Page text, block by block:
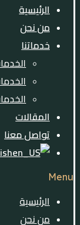
الرئيسية
من نحن
خدماتنا
المقالات
تواصل معنا
Menu
الرئيسية
من نحن